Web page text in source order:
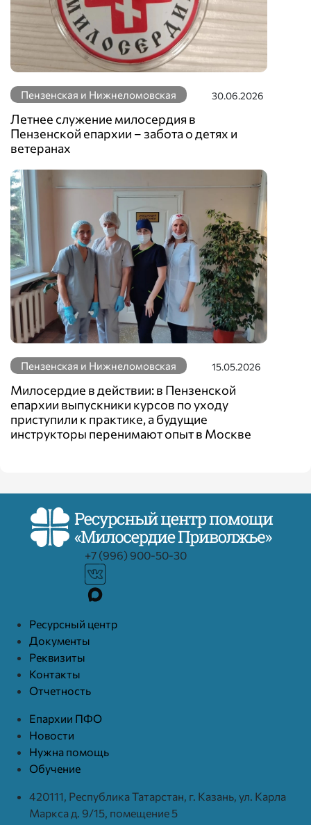
Пензенская и Нижнеломовская 30.06.2026
Летнее служение милосердия в
Пензенской епархии – забота о детях и
ветеранах
Пензенская и Нижнеломовская 15.05.2026
Милосердие в действии: в Пензенской
епархии выпускники курсов по уходу
приступили к практике, а будущие
инструкторы перенимают опыт в Москве
+7 (996) 900-50-30
Ресурcный центр
Документы
Реквизиты
Контакты
Отчетность
Епархии ПФО
Новости
Нужна помощь
Обучение
420111, Республика Татарстан, г. Казань, ул. Карла
Маркса д. 9/15, помещение 5